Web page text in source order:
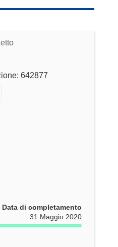
642877
Data di completamento
31 Maggio 2020